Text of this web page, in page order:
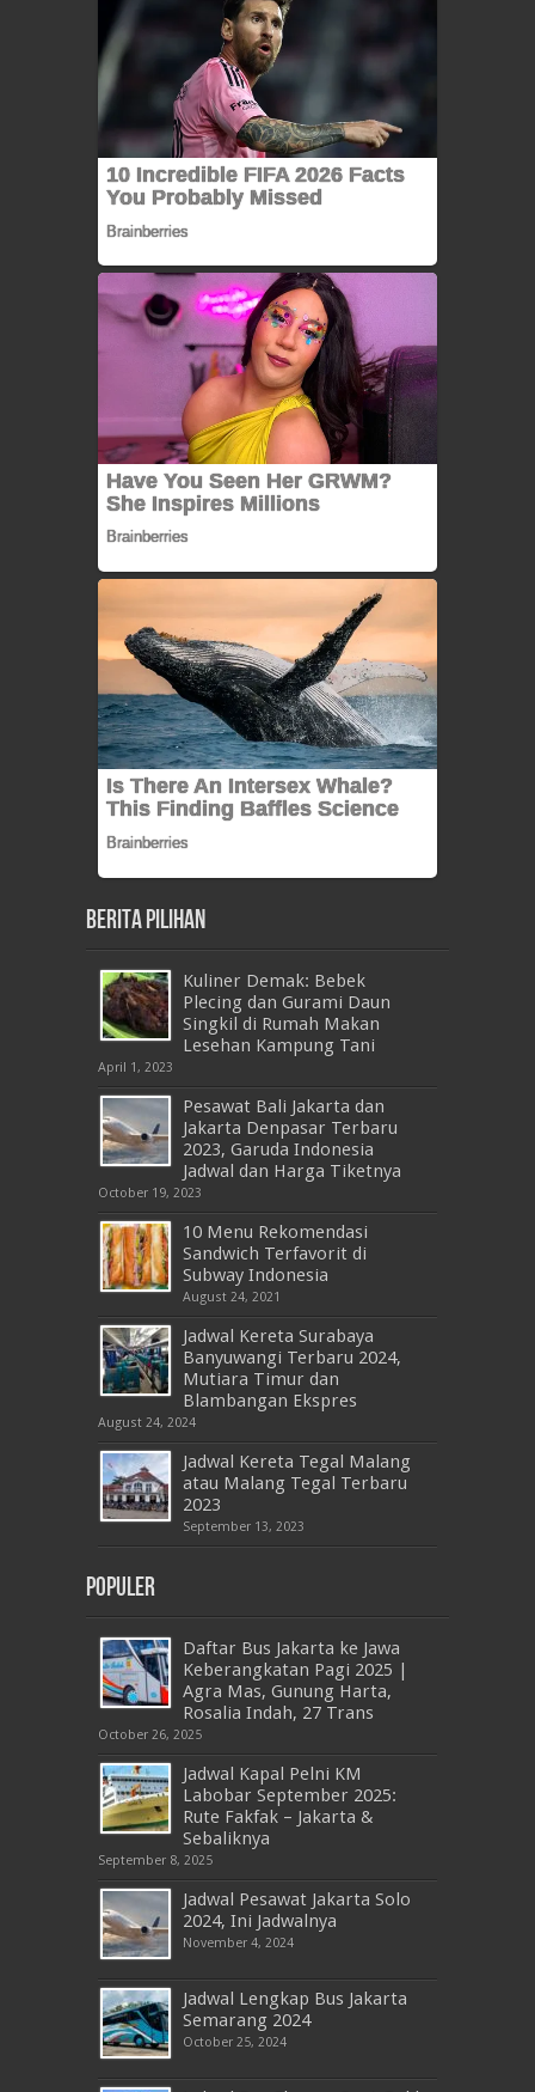
Berita Pilihan
Kuliner Demak: Bebek
Plecing dan Gurami Daun
Singkil di Rumah Makan
Lesehan Kampung Tani
April 1, 2023
Pesawat Bali Jakarta dan
Jakarta Denpasar Terbaru
2023, Garuda Indonesia
Jadwal dan Harga Tiketnya
October 19, 2023
10 Menu Rekomendasi
Sandwich Terfavorit di
Subway Indonesia
August 24, 2021
Jadwal Kereta Surabaya
Banyuwangi Terbaru 2024,
Mutiara Timur dan
Blambangan Ekspres
August 24, 2024
Jadwal Kereta Tegal Malang
atau Malang Tegal Terbaru
2023
September 13, 2023
Populer
Daftar Bus Jakarta ke Jawa
Keberangkatan Pagi 2025 |
Agra Mas, Gunung Harta,
Rosalia Indah, 27 Trans
October 26, 2025
Jadwal Kapal Pelni KM
Labobar September 2025:
Rute Fakfak – Jakarta &
Sebaliknya
September 8, 2025
Jadwal Pesawat Jakarta Solo
2024, Ini Jadwalnya
November 4, 2024
Jadwal Lengkap Bus Jakarta
Semarang 2024
October 25, 2024